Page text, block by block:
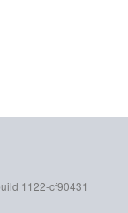
1122-cf90431